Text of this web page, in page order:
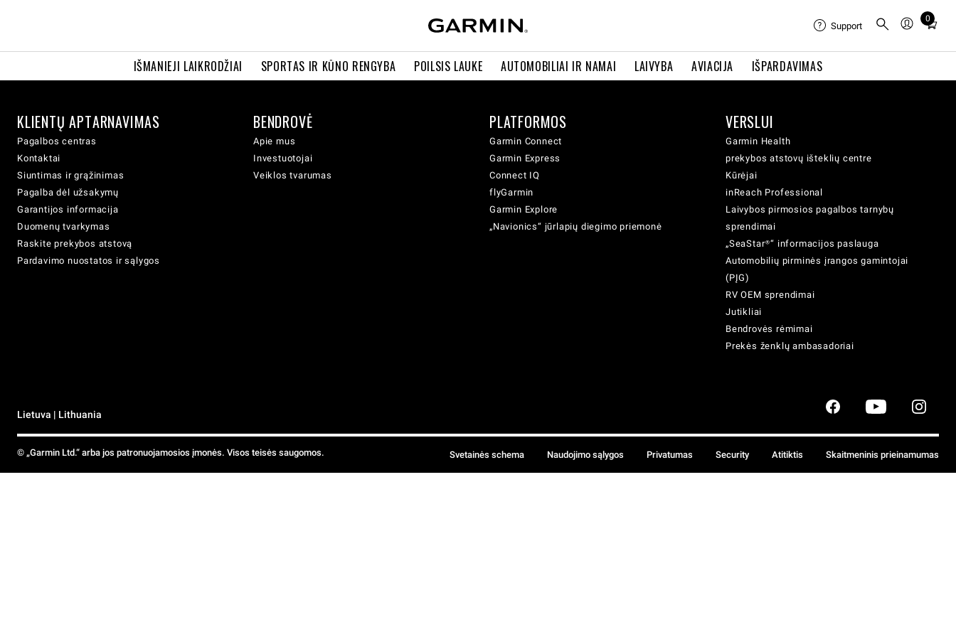
IŠMANIEJI LAIKRODŽIAI SPORTAS IR KŪNO RENGYBA POILSIS LAUKE AUTOMOBILIAI IR NAMAI LAIVYBA AVIACIJA IŠPARDAVIMAS
Support
0
Total
cart:
KLIENTŲ APTARNAVIMAS
Pagalbos centras
Kontaktai
Siuntimas ir grąžinimas
Pagalba dėl užsakymų
Garantijos informacija
Duomenų tvarkymas
Raskite prekybos atstovą
Pardavimo nuostatos ir sąlygos
BENDROVĖ
Apie mus
Investuotojai
Veiklos tvarumas
PLATFORMOS
Garmin Connect
Garmin Express
Connect IQ
flyGarmin
Garmin Explore
„Navionics“ jūrlapių diegimo priemonė
VERSLUI
Garmin Health
prekybos atstovų išteklių centre
Kūrėjai
inReach Professional
Laivybos pirmosios pagalbos tarnybų
sprendimai
„SeaStar®“ informacijos paslauga
Automobilių pirminės įrangos gamintojai
(PĮG)
RV OEM sprendimai
Jutikliai
Bendrovės rėmimai
Prekės ženklų ambasadoriai
Lietuva | Lithuania
© „Garmin Ltd.“ arba jos patronuojamosios įmonės. Visos teisės saugomos. Svetainės schema Naudojimo sąlygos Privatumas Security Atitiktis Skaitmeninis prieinamumas